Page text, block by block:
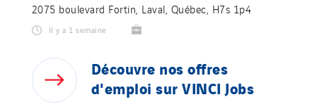
2075 boulevard Fortin, Laval, Québec, H7s 1p4
Il y a 1 semaine
Découvre nosoffres
d'emploisurVINCI Jobs